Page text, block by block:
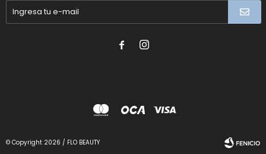
 
© Copyright 2026 / FLO BEAUTY